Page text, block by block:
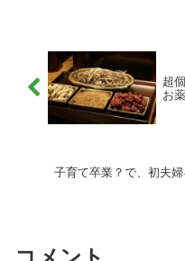
超
お
子育て卒業？で、初夫